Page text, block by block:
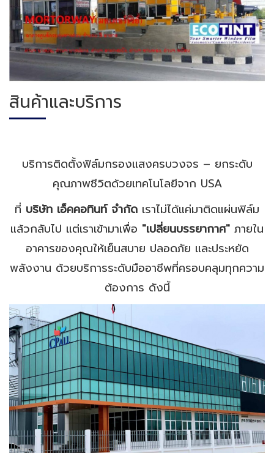
สินค้าและบริการ
บริการติดตั้งฟิล์มกรองแสงครบวงจร – ยกระดับ
คุณภาพชีวิตด้วยเทคโนโลยีจาก USA
ที่ บริษัท เอ็คคอทินท์ จำกัด เราไม่ได้แค่มาติดแผ่นฟิล์ม
แล้วกลับไป แต่เราเข้ามาเพื่อ "เปลี่ยนบรรยากาศ" ภายใน
อาคารของคุณให้เย็นสบาย ปลอดภัย และประหยัด
พลังงาน ด้วยบริการระดับมืออาชีพที่ครอบคลุมทุกความ
ต้องการ ดังนี้